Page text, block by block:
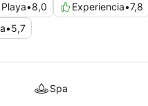
Playa•8,0 Experiencia•7,8
•5,7
Spa